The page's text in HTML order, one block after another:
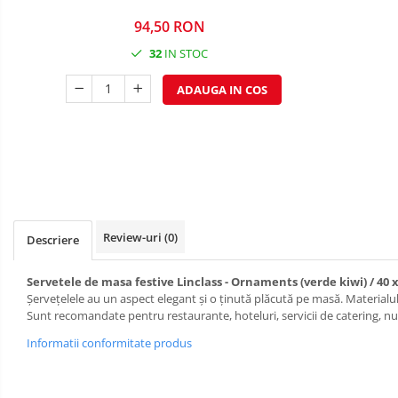
DECOR NEGRU
DECOR CREM
DECOR EVENIMENTE CORPORATE
DECOR ANIVERSARI COPII
DECOR PETRECERI
TEMATICA MARINA
TEMATICA MEDITERANEANA
94,50 RON
32 IN STOC
ADAUGA IN COS
Descriere Review-uri (0)
Servetele de masa festive Linclass - Ornaments (verde kiwi) / 40 x
Șervețelele au un aspect elegant și o ținută plăcută pe masă.
Sunt recomandate pentru restaurante, hoteluri, servicii de catering,
Informatii conformitate produs